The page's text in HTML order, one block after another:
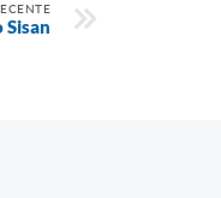
Sisan